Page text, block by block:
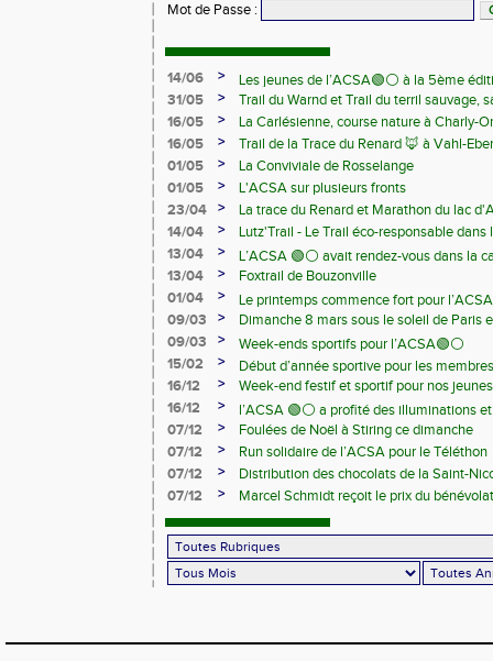
Mot de Passe :
14/06 >
Les jeunes de l’ACSA🟢⚪️ à la 5ème
Samedi 13 juin
31/05 >
Trail du Warnd et Trail du terril sauvage,
16/05
>
La Carlésienne, course nature à Charly-
16/05
>
Trail de la Trace du Renard 🦊 à Vahl-
01/05
>
La Conviviale de Rosselange
01/05
>
L'ACSA sur plusieurs fronts
23/04
>
La trace du Renard et Marathon du lac
14/04
>
Lutz'Trail - Le Trail éco-responsable dans
13/04
>
L’ACSA 🟢⚪️ avait rendez-vous dans la
13/04
>
Foxtrail de Bouzonville
01/04
>
Le printemps commence fort pour
09/03
>
Dimanche 8 mars sous le soleil de Paris
09/03
>
Week-ends sportifs pour l’ACSA🟢⚪️
15/02
>
Début d’année sportive pour les
16/12
>
Week-end festif et sportif pour nos
16/12
>
l’ACSA 🟢⚪️ a profité des illuminations
07/12
>
Foulées de Noël à Stiring ce dimanche
07/12
>
Run solidaire de l’ACSA pour le Téléthon
07/12
>
Distribution des chocolats de la Saint-
07/12
> Marcel Schmidt reçoit le prix du